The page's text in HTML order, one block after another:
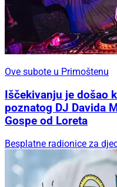
Ove subote u Primoštenu
Iščekivanju je došao
poznatog DJ Davida
Gospe od Loreta
Besplatne radionice za